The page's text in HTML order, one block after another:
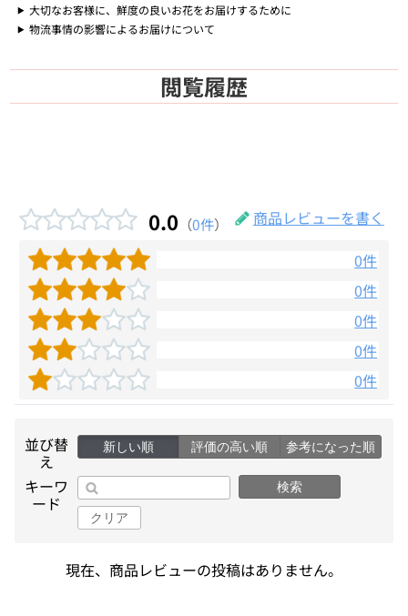
大切なお客様に、鮮度の良いお花をお届けするために
物流事情の影響によるお届けについて
閲覧履歴
0.0 （0件）
商品レビューを書く
0件
0件
0件
0件
0件
並び替
え
新しい順 評価の高い順 参考になった順
キーワ
ード
検索
クリア
現在、商品レビューの投稿はありません。